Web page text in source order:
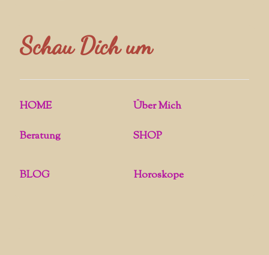
Schau Dich um
HOME Über Mich
Beratung SHOP
BLOG Horoskope